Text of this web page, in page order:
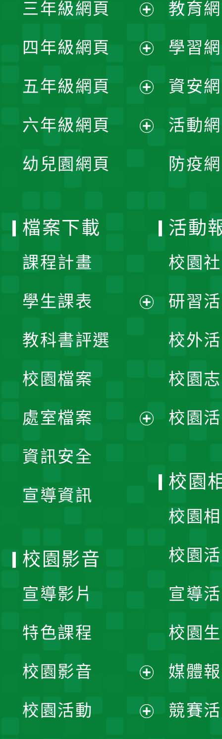
選
單
開
選
單
三年級網頁
開
選
單
四年級網頁
開
選
五年級網頁
開
六年級網頁
幼兒園網頁
教育
學習
資安
活動
防疫
檔案下載
課程計畫
學生課表
單
教科書評選
校園檔案
處室檔案
資訊安全
宣導資訊
活動
校園
研習
校外
校園
校園
校園
校園
校園
宣導
校園
媒體
競賽
校園影音
宣導影片
特色課程
校園影音
開
校園活動